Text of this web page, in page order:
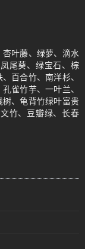
叶藤、绿萝、滴水
尾葵、绿宝石、棕
百合竹、南洋杉、
雀竹芋、一叶兰、
树、龟背竹绿叶富贵
竹、豆瓣绿、长春